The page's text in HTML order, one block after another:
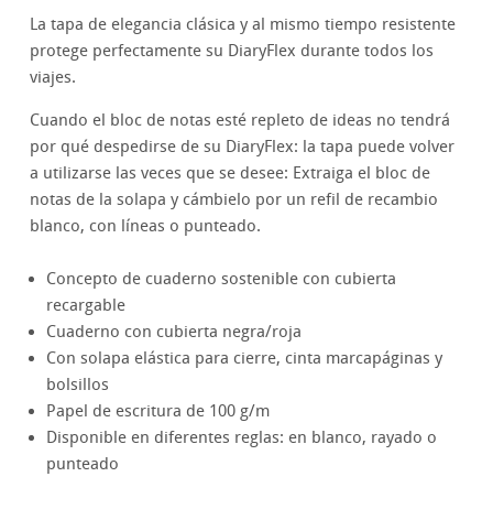
La tapa de elegancia clásica y al mismo tiempo resistente
protege perfectamente su DiaryFlex durante todos los
viajes.
Cuando el bloc de notas esté repleto de ideas no tendrá
por qué despedirse de su DiaryFlex: la tapa puede volver
a utilizarse las veces que se desee: Extraiga el bloc de
notas de la solapa y cámbielo por un refil de recambio
blanco, con líneas o punteado.
Concepto de cuaderno sostenible con cubierta
recargable
Cuaderno con cubierta negra/roja
Con solapa elástica para cierre, cinta marcapáginas y
bolsillos
Papel de escritura de 100 g/m
Disponible en diferentes reglas: en blanco, rayado o
punteado